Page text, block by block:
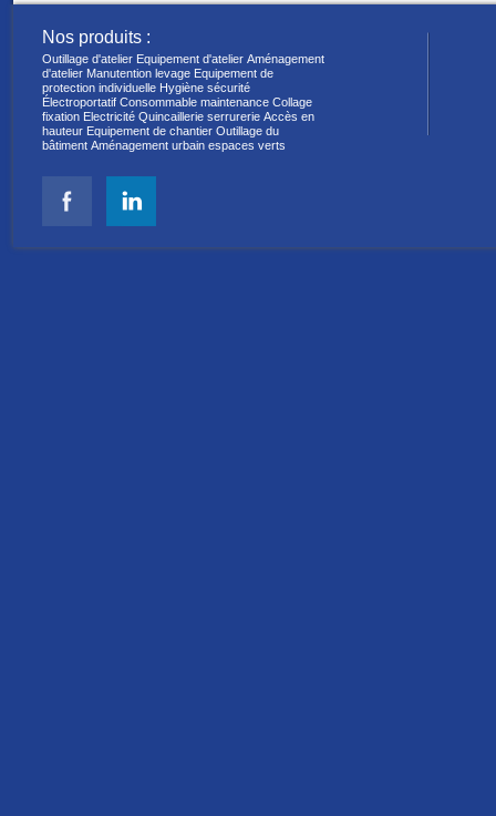
Nos produits :
Outillage d'atelier Equipement d'atelier Aménagement
d'atelier Manutention levage Equipement de
protection individuelle Hygiène sécurité
Électroportatif Consommable maintenance Collage
fixation Electricité Quincaillerie serrurerie Accès en
hauteur Equipement de chantier Outillage du
bâtiment Aménagement urbain espaces verts